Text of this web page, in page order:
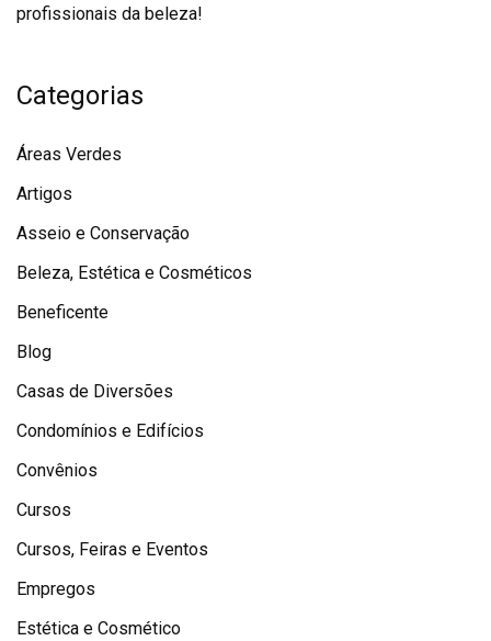
profissionais da beleza!
Categorias
Áreas Verdes
Artigos
Asseio e Conservação
Beleza, Estética e Cosméticos
Beneficente
Blog
Casas de Diversões
Condomínios e Edifícios
Convênios
Cursos
Cursos, Feiras e Eventos
Empregos
Estética e Cosmético